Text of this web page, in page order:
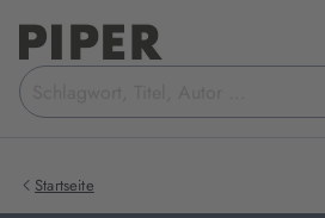
Suchbegriff
eingeben
Startseite